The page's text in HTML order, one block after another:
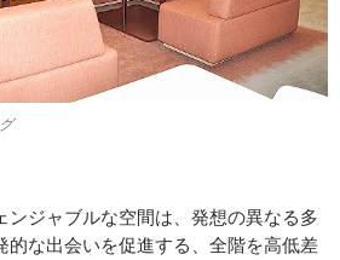
ジャブルな空間は、発想の異なる多
的な出会いを促進する、全階を高低差